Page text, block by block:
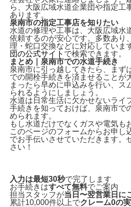
ら、大阪広域水道企業団や指定工
あります。
泉南市の指定工事店を知りたい
水道の修理や工事は、 大阪広域水
依頼するのが安心です。多数あり
理・蛇口交換などに対応していま
団の公式サイト で検索できます。
まとめ｜泉南市での水道手続き
泉南市に引っ越してきたら、まず
での開栓手続き を済ませることが
まったら早めに申込みを行い、ス
られるようにしましょう。
水道は日常生活に欠かせないライ
手続きを知っておけば、泉南市で
められます。
もし水道だけでなくガスや電気も
このページのフォームからお申し
でお手伝いさせていただきます。
さい！
入力は最短30秒で完了します
お手続きはすべて無料でご案内
担当スタッフが当日〜翌営業日に
累計10,000件以上でクレーム0の